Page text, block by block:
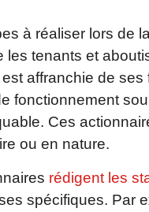
à réaliser lors de
les tenants et
affranchie de
fonctionnement
Ces
ou en nature.
rédigent les
spécifiques. Par